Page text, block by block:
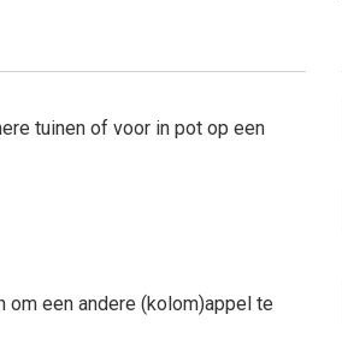
tuinen of voor in pot op een
een andere (kolom)appel te